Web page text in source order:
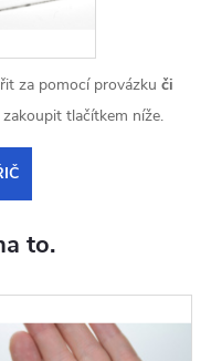
za pomocí provázku či
tlačítkem níže.
to.